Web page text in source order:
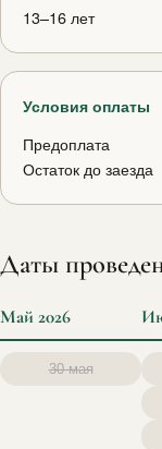
13–16 лет
Условия оплаты
Предоплата
Остаток до заезда
Даты
Май 2026
30 мая